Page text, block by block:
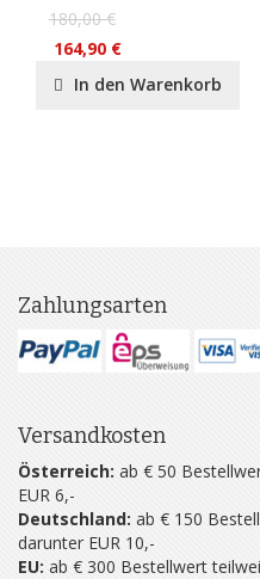
180,00 €
164,90 €
In den Warenkorb
Zahlungsarten
Versandkosten
Österreich: ab € 50
EUR 6,-
Deutschland: ab € 150
darunter EUR 10,-
EU: ab € 300 Bestellwert